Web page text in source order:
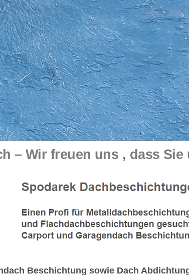
– Wir freuen uns , dass
Beschichtung sowie Dach